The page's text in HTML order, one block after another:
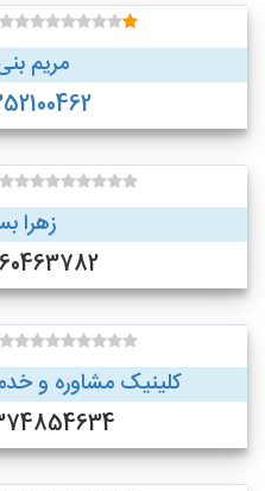
مریم
زهرا
09160463782
کلینیک مشاوره و
09374854634